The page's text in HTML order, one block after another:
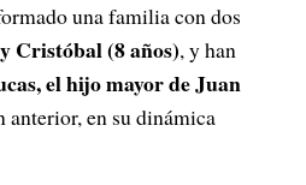
una familia con dos
Cristóbal (8 años), y han
el hijo mayor de Juan
anterior, en su dinámica